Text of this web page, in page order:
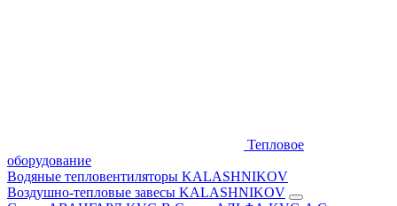
Тепловое
оборудование
Водяные тепловентиляторы KALASHNIKOV
Воздушно-тепловые завесы KALASHNIKOV